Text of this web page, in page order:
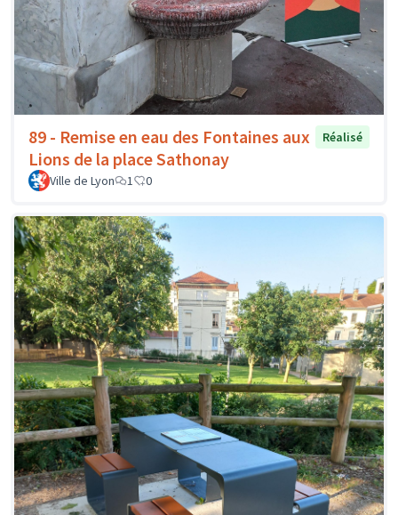
89 - Remise en eau des Fontaines aux
Lions de la place Sathonay
Réalisé
Ville de Lyon 1 0